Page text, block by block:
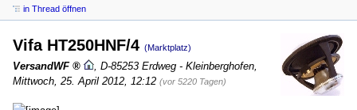
in Thread öffnen
Vifa HT250HNF/4 (Marktplatz)
VersandWF D-85253 Erdweg - Kleinberghofen
Mittwoch, 25. April 2012, 12:12 (vor 5220 Tagen)